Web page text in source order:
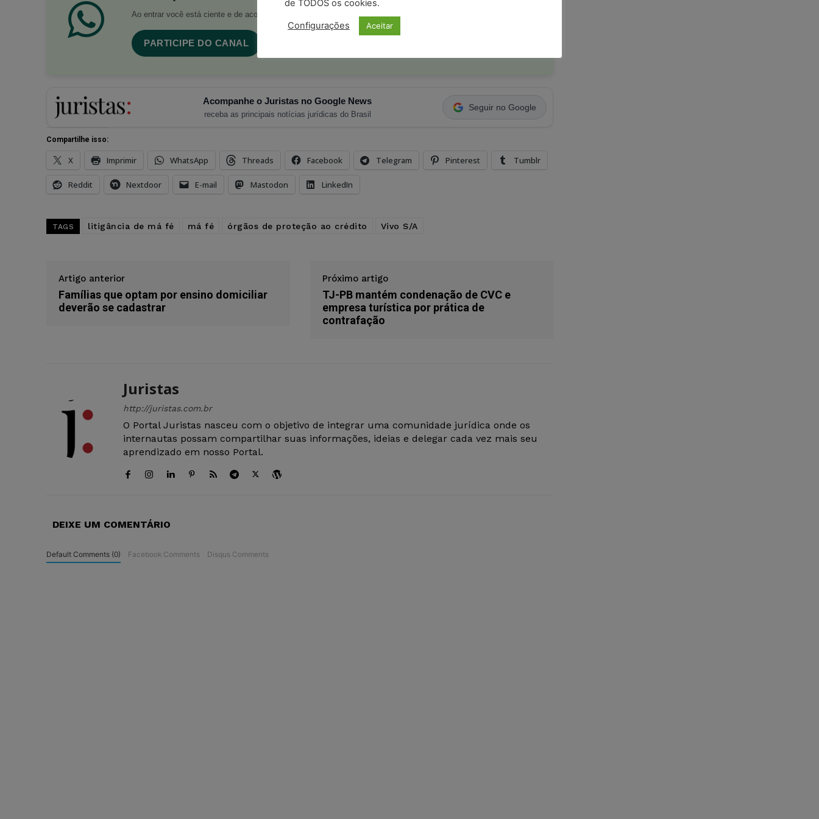
Ao entrar você está ciente e de acordo com os
PARTICIPE DO CANAL
Acompanhe o Juristas no Google News
receba as principais notícias jurídicas do Brasil
Seguir no Google
Compartilhe isso:
X Imprimir WhatsApp Threads Facebook Telegram Pinterest Tumblr
Reddit Nextdoor E-mail Mastodon LinkedIn
TAGS litigância de má fé má fé órgãos de proteção ao crédito Vivo S/A
Artigo anterior
Famílias que optam por ensino domiciliar
deverão se cadastrar
Próximo artigo
TJ-PB mantém condenação de CVC e
empresa turística por prática de
contrafação
Juristas
http://juristas.com.br
O Portal Juristas nasceu com o objetivo de integrar uma comunidade jurídica onde os
internautas possam compartilhar suas informações, ideias e delegar cada vez mais seu
aprendizado em nosso Portal.
DEIXE UM COMENTÁRIO
Default Comments (0) Facebook Comments Disqus Comments
de TODOS os cookies.
Configurações Aceitar